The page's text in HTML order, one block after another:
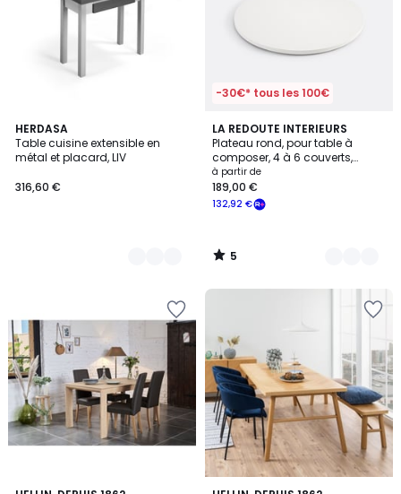
HERDASA
Table cuisine extensible en
métal et placard, LIV
316,60 €
5
Couleurs
-30€* tous les 100€
LA REDOUTE INTERIEURS
Plateau rond, pour table à
composer, 4 à 6 couverts,
ALZAR
à partir de
132,92 €
189,00 €
5
/
5
4
Couleurs
5
/